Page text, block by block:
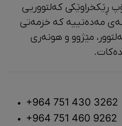
ڕێکخراوێکی کەلتووریی
مەدەنییە کە خزمەتی
زمان، کەلتوور، مێژوو و ‎هونەری
+964 751 430 3262
+964 751 460 9262